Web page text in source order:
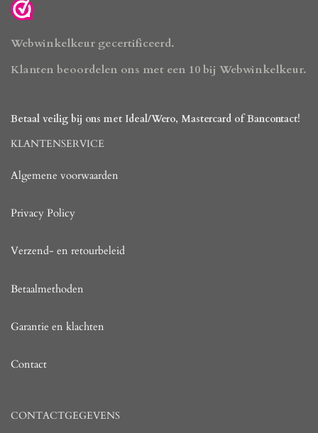
Webwinkelkeur gecertificeerd.
Klanten beoordelen ons met een 10 bij Webwinkelkeur.
Betaal veilig bij ons met Ideal/Wero, Mastercard of Bancontact!
KLANTENSERVICE
Algemene voorwaarden
Privacy Policy
Verzend- en retourbeleid
Betaalmethoden
Garantie en klachten
Contact
CONTACTGEGEVENS